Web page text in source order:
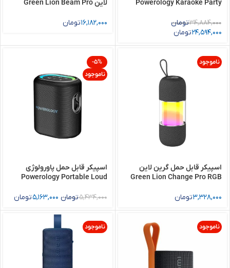
Powerology Karaoke Party
34,884,000تومان
24,594,000تومان
لاین Green Lion Beam Pro
Microphone 120W
16,182,000تومان
ناموجود
اسپیکر قابل حمل گرین لاین
Green Lion Change Pro RGB
3,328,000تومان
-5%
ناموجود
اسپیکر قابل حمل پاورولوژی
Powerology Portable Loud
5,434,000تومان 5,163,000تومان
ناموجود ناموجود